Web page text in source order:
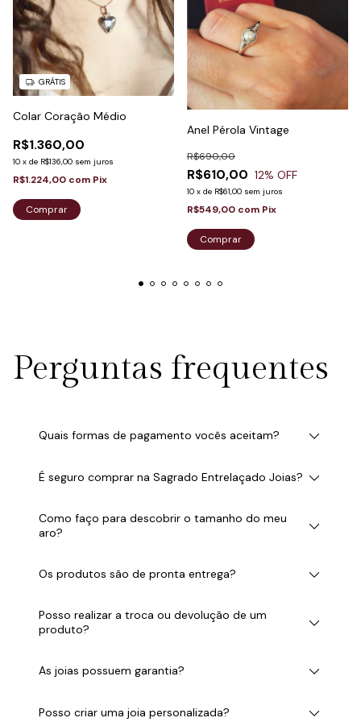
GRÁTIS
Colar Coração Médio
R$1.360,00
10 x de R$136,00 sem juros
R$1.224,00 com Pix
Comprar
Anel Pérola Vintage
R$610,00
R$690,00
12% OFF
10 x de R$61,00 sem juros
R$549,00 com Pix
Perguntas frequentes
Quais formas de pagamento vocês aceitam?
É seguro comprar na Sagrado Entrelaçado Joias?
Como faço para descobrir o tamanho do meu
aro?
Os produtos são de pronta entrega?
Posso realizar a troca ou devolução de um
produto?
As joias possuem garantia?
Posso criar uma joia personalizada?